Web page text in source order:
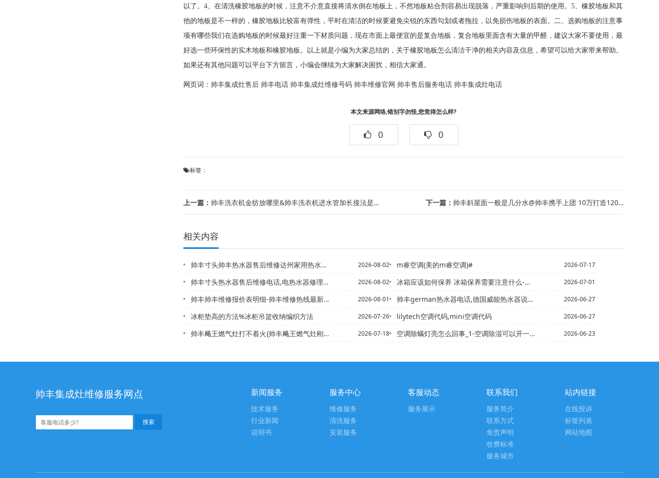
以了。4、在清洗橡胶地板的时候，注意不介意直接将清水倒在地板上，不然地板粘合剂容易出现脱落，严重影响到后期的使用。5、橡胶地板和其
他的地板是不一样的，橡胶地板比较富有弹性，平时在清洁的时候要避免尖锐的东西勾划或者拖拉，以免损伤地板的表面。二、选购地板的注意事
项有哪些我们在选购地板的时候最好注重一下材质问题，现在市面上最便宜的是复合地板，复合地板里面含有大量的甲醛，建议大家不要使用，最
好选一些环保性的实木地板和橡胶地板。以上就是小编为大家总结的，关于橡胶地板怎么清洁干净的相关内容及信息，希望可以给大家带来帮助。
如果还有其他问题可以平台下方留言，小编会继续为大家解决困扰，相信大家通。
网页词： 帅丰集成灶售后 帅丰电话 帅丰集成灶维修号码 帅丰维修官网 帅丰售后服务电话 帅丰集成灶电话
本文来源网络,错别字勿怪,您觉得怎么样?
0 0
标签：
上一篇： 帅丰洗衣机金纺放哪里&帅丰洗衣机进水管加长接法是怎样的 下一篇： 帅丰斜屋面一般是几分水@帅丰携手上团 10万打造120平现代简约小复式
相关内容
帅丰寸头帅丰热水器售后维修达州家用热水器选购电话,志高热水器24小时服务热线电话... 2026-08-02
帅丰寸头热水器售后维修电话,电热水器修理电话-帅丰达州红日热水器售后电话,达州热... 2026-08-02
帅丰帅丰维修报价表明细-帅丰维修热线最新版本 2026-08-01
冰柜垫高的方法%冰柜吊篮收纳编织方法 2026-07-26
帅丰飚王燃气灶打不着火{帅丰飚王燃气灶刚买的打不着火 2026-07-18
m睿空调(美的m睿空调)# 2026-07-17
冰箱应该如何保养 冰箱保养需要注意什么-冰箱应该如何保养 冰箱保养需要注意什么_... 2026-07-01
帅丰german热水器电话,德国威能热水器说明书】ge燃气灶打不着火 2026-06-27
lilytech空调代码,mini空调代码 2026-06-27
空调除螨灯亮怎么回事_1-空调除湿可以开一整晚吗？开除湿时间久了会损伤压缩机，真... 2026-06-23
帅丰集成灶维修服务网点 新闻服务
技术服务
行业新闻
说明书
服务中心
维修服务
清洗服务
安装服务
客服动态
服务展示
联系我们
服务简介
联系方式
免责声明
收费标准
服务城市
站内链接
在线投诉
标签列表
网站地图